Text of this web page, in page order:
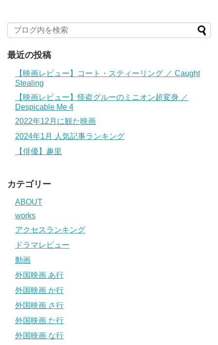
最近の投稿
【映画レビュー】コート・スティーリング ／ Caught
Stealing
【映画レビュー】怪盗グルーのミニオン超変身 ／
Despicable Me 4
2022年12月に観た映画
2024年1月 人気記事ランキング
【俳優】趣里
カテゴリー
ABOUT
works
アクセスランキング
ドラマレビュー
動画
外国映画 あ行
外国映画 か行
外国映画 さ行
外国映画 た行
外国映画 な行